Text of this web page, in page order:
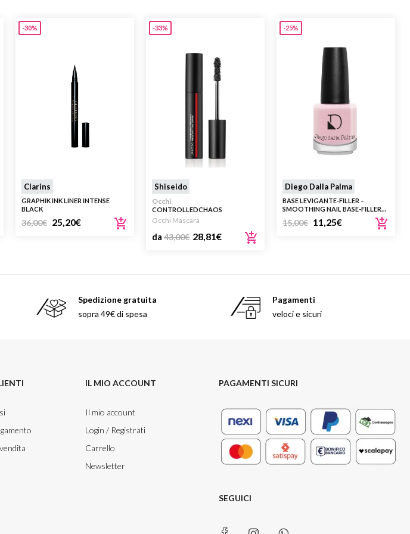
-30%
Clarins
GRAPHIK INK LINER INTENSE
BLACK
36,00€ 25,20€
-33%
Shiseido
Occhi
CONTROLLEDCHAOS
MASCARAINK
Occhi Mascara
da 43,00€ 28,81€
-25%
Diego Dalla Palma
BASE LEVIGANTE-FILLER –
SMOOTHING NAIL BASE-FILLER
15,00€ 11,25€
Spedizione gratuita
sopra 49€ di spesa
Pagamenti
veloci e sicuri
IL MIO ACCOUNT
Il mio account
Login / Registrati
Carrello
Newsletter
PAGAMENTI SICURI
SEGUICI